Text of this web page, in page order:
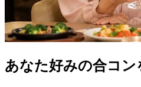
あなた好みの合コン